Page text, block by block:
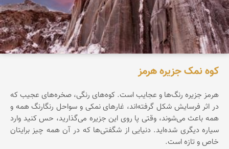
کوه نمک جزیره هرمز
هرمز جزیره‌ رنگ‌ها‌ و عجایب است. کوه‌های رنگی، صخره‌های عجیب که
در اثر فرسایش شکل گرفته‌اند، غارهای نمکی و سواحل رنگارنگ همه و
همه باعث می‌شوند، وقتی پا روی این جزیره می‌گذارید، حس کنید وارد
سیاره‌ دیگری شده‌اید. دنیایی از شگفتی‌ها که در آن همه چیز برایتان
خاص و تازه است.